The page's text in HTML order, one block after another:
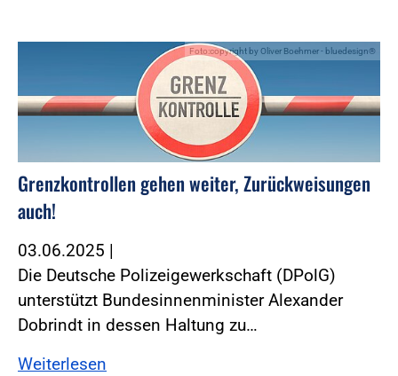
Foto:copyright by Oliver Boehmer - bluedesign®
Grenzkontrollen gehen weiter, Zurückweisungen
auch!
03.06.2025 |
Die Deutsche Polizeigewerkschaft (DPolG)
unterstützt Bundesinnenminister Alexander
Dobrindt in dessen Haltung zu…
Weiterlesen